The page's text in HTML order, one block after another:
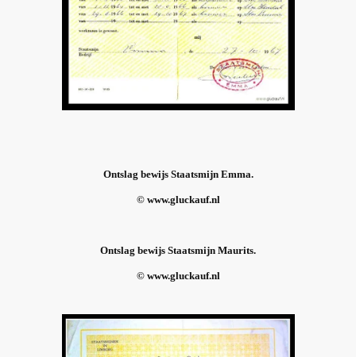
Ontslag bewijs Staatsmijn Emma.
© www.gluckauf.nl
Ontslag bewijs Staatsmijn Maurits.
© www.gluckauf.nl